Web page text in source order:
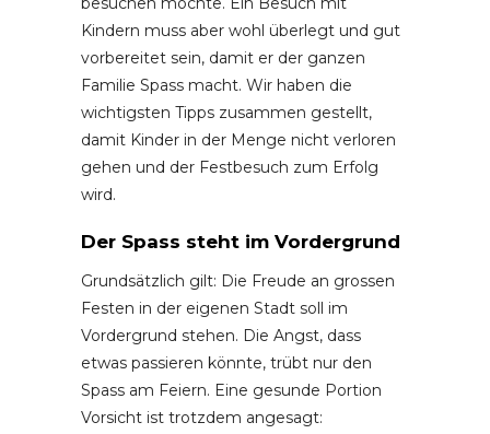
Kindern muss aber wohl überlegt und gut
vorbereitet sein, damit er der ganzen
Familie Spass macht. Wir haben die
wichtigsten Tipps zusammen gestellt,
damit Kinder in der Menge nicht verloren
gehen und der Festbesuch zum Erfolg
wird.
Der Spass steht im Vordergrund
Grundsätzlich gilt: Die Freude an grossen
Festen in der eigenen Stadt soll im
Vordergrund stehen. Die Angst, dass
etwas passieren könnte, trübt nur den
Spass am Feiern. Eine gesunde Portion
Vorsicht ist trotzdem angesagt: